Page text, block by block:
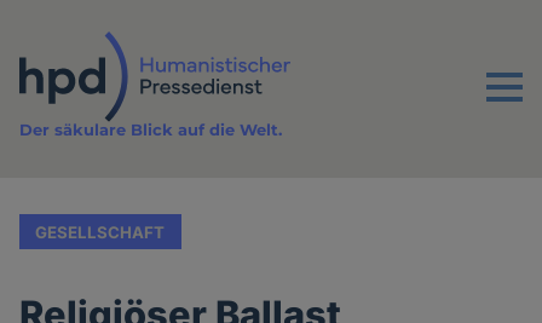
Inhalt
Menu
Der säkulare Blick auf die Welt.
GESELLSCHAFT